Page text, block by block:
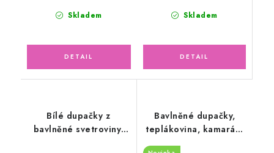
Skladem Skladem
Bílé dupačky z
bavlněné svetroviny,
Bavlněné dupačky,
teplákovina, kamarádi
zvířátka